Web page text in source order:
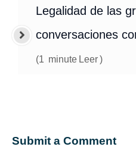
Legalidad de las
conversaciones
(1 minute Leer)
Submit a Comment